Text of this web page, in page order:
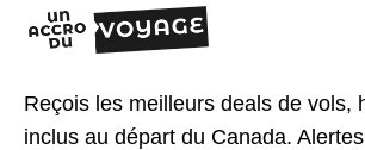
Reçois les meilleurs deals de vols,
inclus au départ du Canada.